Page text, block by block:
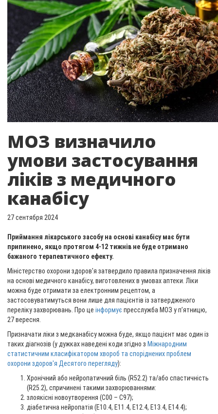
МОЗ визначило
умови застосування
ліків з медичного
канабісу
27 сентября 2024
Приймання лікарського засобу на основі канабісу має бути
припинено, якщо протягом 4-12 тижнів не буде отримано
бажаного терапевтичного ефекту.
Міністерство охорони здоров'я затвердило правила призначення ліків
на основі медичного канабісу, виготовлених в умовах аптеки. Ліки
можна буде отримати за електронним рецептом, а
застосовуватимуться вони лише для пацієнтів із затвердженого
переліку захворювань. Про це інформує пресслужба МОЗ у п’ятницю,
27 вересня.
Призначати ліки з медканабісу можна буде, якщо пацієнт має один із
таких діагнозів (у дужках наведені коди згідно з Міжнародним
статистичним класифікатором хвороб та споріднених проблем
охорони здоров'я Десятого перегляду):
Хронічний або нейропатичний біль (R52.2) та/або спастичність
(R25.2), спричинені такими захворюваннями:
злоякісні новоутворення (C00 – C97);
діабетична нейропатія (E10.4, E11.4, E12.4, E13.4, E14.4);